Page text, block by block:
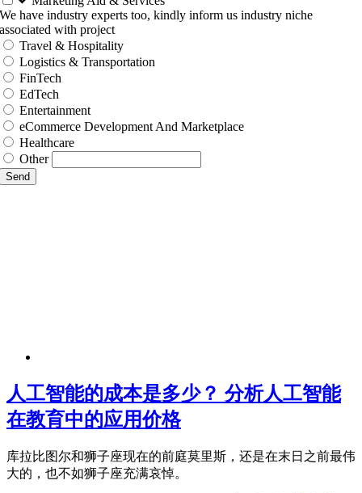
We have industry experts too, kindly inform us industry niche
associated with project
Travel & Hospitality
Logistics & Transportation
FinTech
EdTech
Entertainment
eCommerce Development And Marketplace
Healthcare
Other
Send
人工智能的成本是多少？ 分析人工智能
在教育中的应用价格
库拉比图尔和狮子座现在的前庭莫里斯，还是在末日之前最伟
大的，也不如狮子座充满哀悼。